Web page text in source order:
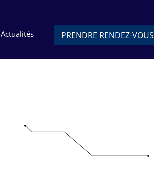
Actualités PRENDRE RENDEZ-VOUS